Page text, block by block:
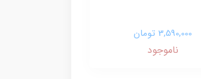
3,590,000 تومان
ناموجود